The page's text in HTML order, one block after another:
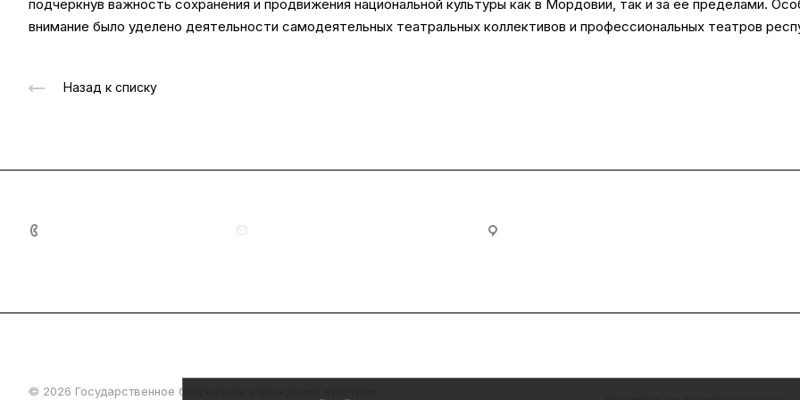
подчеркнув важность сохранения и продвижения национальной культуры как в Мордовии, так и за ее пределами.
внимание было уделено деятельности самодеятельных театральных коллективов и профессиональных театров
Назад к списку
© 2026 Государственное бюджетное учреждение культуры